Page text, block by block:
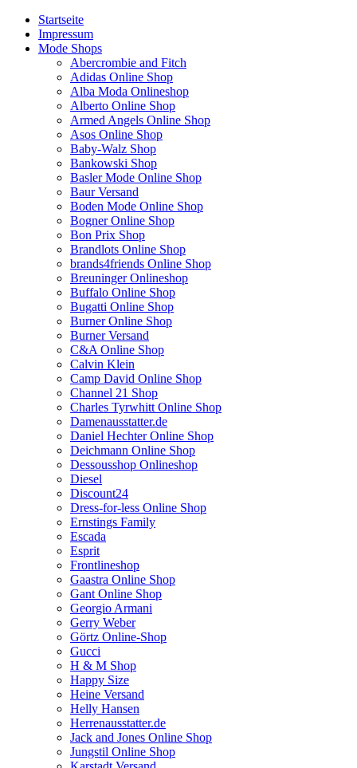
Startseite
Impressum
Mode Shops
Abercrombie and Fitch
Adidas Online Shop
Alba Moda Onlineshop
Alberto Online Shop
Armed Angels Online Shop
Asos Online Shop
Baby-Walz Shop
Bankowski Shop
Basler Mode Online Shop
Baur Versand
Boden Mode Online Shop
Bogner Online Shop
Bon Prix Shop
Brandlots Online Shop
brands4friends Online Shop
Breuninger Onlineshop
Buffalo Online Shop
Bugatti Online Shop
Burner Online Shop
Burner Versand
C&A Online Shop
Calvin Klein
Camp David Online Shop
Channel 21 Shop
Charles Tyrwhitt Online Shop
Damenausstatter.de
Daniel Hechter Online Shop
Deichmann Online Shop
Dessousshop Onlineshop
Diesel
Discount24
Dress-for-less Online Shop
Ernstings Family
Escada
Esprit
Frontlineshop
Gaastra Online Shop
Gant Online Shop
Georgio Armani
Gerry Weber
Görtz Online-Shop
Gucci
H & M Shop
Happy Size
Heine Versand
Helly Hansen
Herrenausstatter.de
Jack and Jones Online Shop
Jungstil Online Shop